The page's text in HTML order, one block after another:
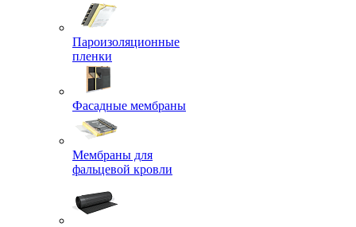
Пароизоляционные
пленки
Фасадные мембраны
Мембраны для
фальцевой кровли